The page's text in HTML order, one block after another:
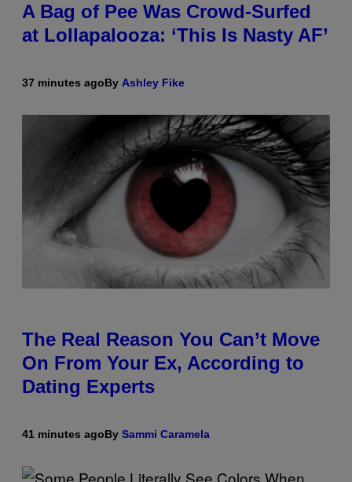
A Bag of Pee Was Crowd-Surfed
at Lollapalooza: ‘This Is Nasty AF’
37 minutes agoBy Ashley Fike
The Real Reason You Can’t Move
On From Your Ex, According to
Dating Experts
41 minutes agoBy Sammi Caramela